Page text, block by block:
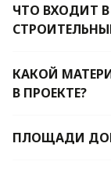
ЧТО ВХОДИТ
КАКОЙ
В ПРОЕКТЕ?
ПЛОЩАДИ